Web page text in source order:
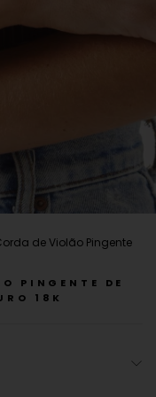
de Violão Pingente
PINGENTE DE
18K